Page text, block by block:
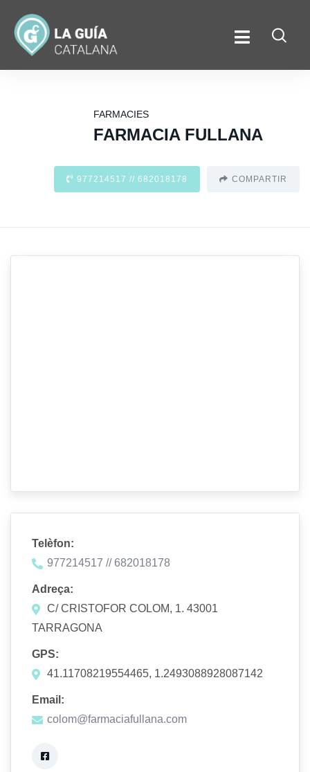
FARMACIES
FARMACIA FULLANA
977214517 // 682018178 COMPARTIR
Telèfon:
977214517 // 682018178
Adreça:
C/ CRISTOFOR COLOM, 1. 43001
TARRAGONA
GPS:
41.11708219554465, 1.2493088928087142
Email:
colom@farmaciafullana.com